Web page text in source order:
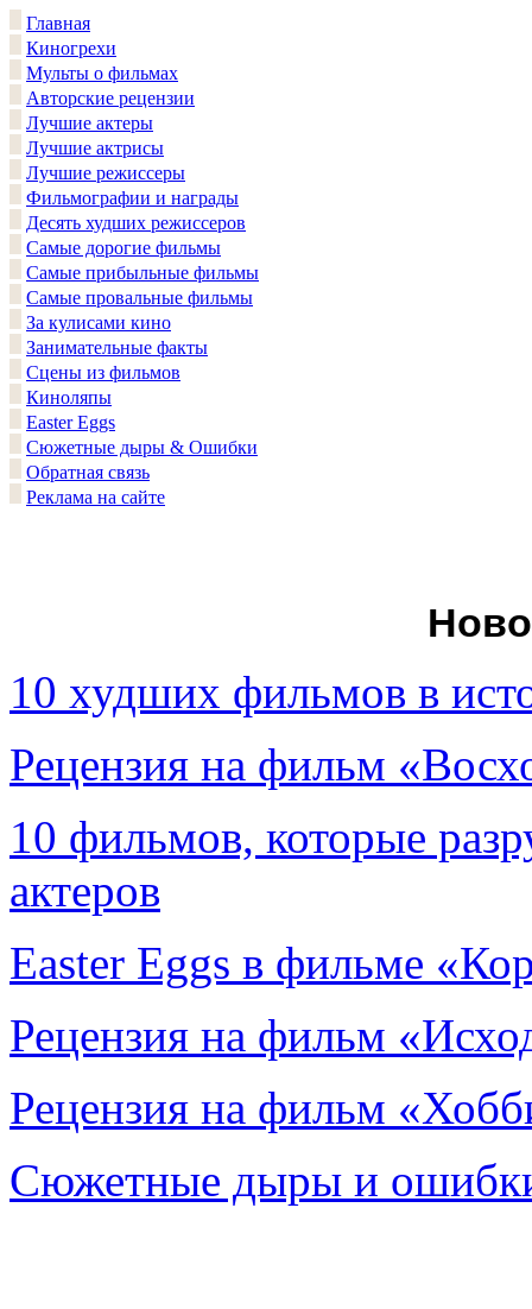
Главная
Киногрехи
Мульты о фильмах
Авторские рецензии
Лучшие актеры
Лучшие актрисы
Лучшие режиссеры
Фильмографии и награды
Десять худших режиссеров
Самые дорогие фильмы
Самые прибыльные фильмы
Самые провальные фильмы
За кулисами кино
Занимательные факты
Сцены из фильмов
Киноляпы
Easter Eggs
Сюжетные дыры & Ошибки
Обратная связь
Реклама на сайте
10 худших фильмов в
Рецензия на фильм
10 фильмов, которые
актеров
Easter Eggs в фильме
Рецензия на фильм
Рецензия на фильм
Сюжетные дыры и